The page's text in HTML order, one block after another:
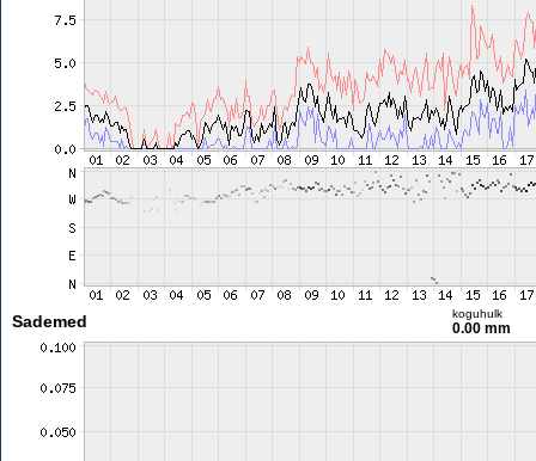
Sademed koguhulk
0.00 mm